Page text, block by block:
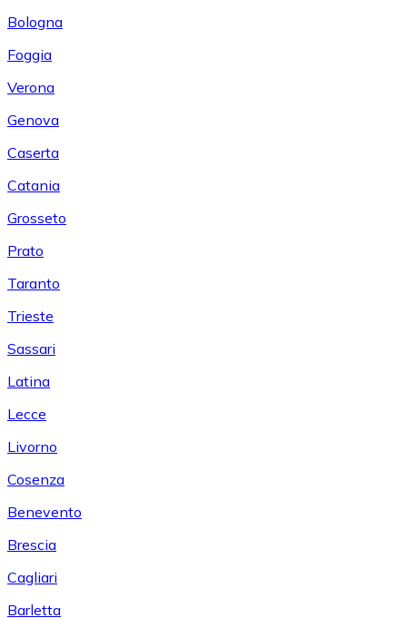
Bologna
Foggia
Verona
Genova
Caserta
Catania
Grosseto
Prato
Taranto
Trieste
Sassari
Latina
Lecce
Livorno
Cosenza
Benevento
Brescia
Cagliari
Barletta